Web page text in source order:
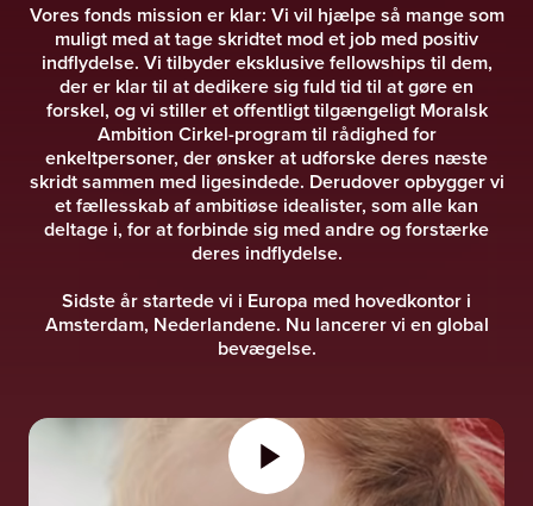
Vores fonds mission er klar: Vi vil hjælpe så mange som
muligt med at tage skridtet mod et job med positiv
indflydelse. Vi tilbyder eksklusive fellowships til dem,
der er klar til at dedikere sig fuld tid til at gøre en
forskel, og vi stiller et offentligt tilgængeligt Moralsk
Ambition Cirkel-program til rådighed for
enkeltpersoner, der ønsker at udforske deres næste
skridt sammen med ligesindede. Derudover opbygger vi
et fællesskab af ambitiøse idealister, som alle kan
deltage i, for at forbinde sig med andre og forstærke
deres indflydelse.
Sidste år startede vi i Europa med hovedkontor i
Amsterdam, Nederlandene. Nu lancerer vi en global
bevægelse.